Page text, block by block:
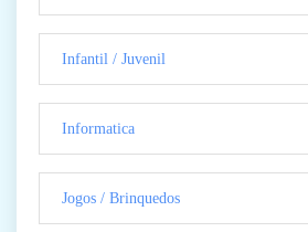
Infantil / Juvenil
Informatica
Jogos / Brinquedos